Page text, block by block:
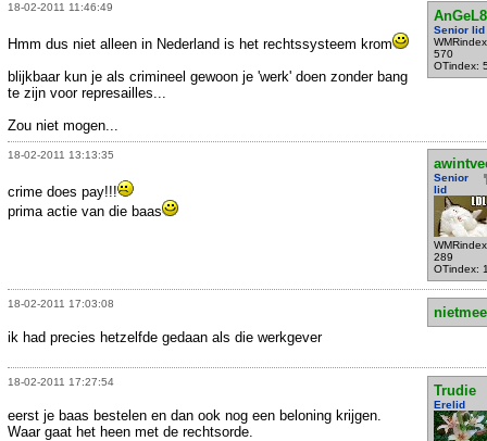
18-02-2011 11:46:49
Senior lid
570
OTindex:
Hmm dus niet alleen in Nederland is het rechtssysteem krom
blijkbaar kun je als crimineel gewoon je 'werk' doen zonder bang
te zijn voor represailles...
Zou niet mogen...
18-02-2011 13:13:35
Senior
lid
289
OTindex:
crime does pay!!!
prima actie van die baas
18-02-2011 17:03:08
ik had precies hetzelfde gedaan als die werkgever
18-02-2011 17:27:54
Trudie
Erelid
eerst je baas bestelen en dan ook nog een beloning krijgen.
Waar gaat het heen met de rechtsorde.